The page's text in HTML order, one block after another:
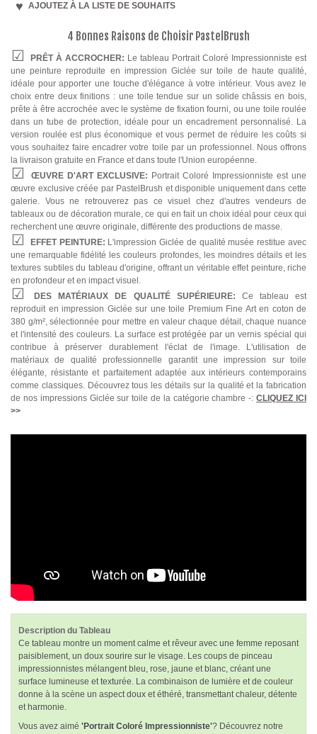
AJOUTEZ À LA LISTE DE SOUHAITS
4 Bonnes Raisons de Choisir PastelBrush
PRÊT À ACCROCHER: Le tableau Portrait Coloré Impressionniste est
une peinture reproduite en impression Giclée sur toile de haute qualité,
idéale pour apporter une touche d'élégance à votre intérieur. Vous avez le
choix entre deux finitions : une toile tendue sur un solide châssis en bois,
prête à être accrochée avec le système de fixation fourni, ou une toile roulée
dans un tube de protection, idéale pour un encadrement personnalisé. La
version roulée est plus économique et vous permet de réduire les coûts si
vous souhaitez faire encadrer votre toile par un professionnel. Nous offrons
la livraison gratuite en France et dans toute l'Union européenne.
ŒUVRE D'ART EXCLUSIVE: Portrait Coloré Impressionniste est une
œuvre exclusive créée par PastelBrush et disponible uniquement dans cette
galerie. Vous ne retrouverez pas ce visuel chez d'autres vendeurs de
tableaux ou de décoration murale, ce qui en fait un choix idéal pour ceux qui
recherchent une œuvre originale, différente des productions de masse.
EFFET PEINTURE: L'impression Giclée de qualité musée restitue avec
une remarquable fidélité les couleurs profondes, les moindres détails et les
textures subtiles du tableau d'origine, offrant un véritable effet peinture, riche
en profondeur et en impact visuel.
DES MATÉRIAUX DE QUALITÉ SUPÉRIEURE: Ce tableau est
reproduit en impression Giclée sur une toile Premium Fine Art en coton de
380 g/m², sélectionnée pour mettre en valeur chaque détail, chaque nuance
et l'intensité des couleurs. La surface est protégée par un vernis spécial qui
contribue à préserver durablement l'éclat de l'image. L'utilisation de
matériaux de qualité professionnelle garantit une impression sur toile
élégante, résistante et parfaitement adaptée aux intérieurs contemporains
comme classiques. Découvrez tous les détails sur la qualité et la fabrication
de nos impressions Giclée sur toile de la catégorie chambre -:CLIQUEZ ICI
>>
Description du Tableau
Ce tableau montre un moment calme et rêveur avec une femme reposant
paisiblement, un doux sourire sur le visage. Les coups de pinceau
impressionnistes mélangent bleu, rose, jaune et blanc, créant une
surface lumineuse et texturée. La combinaison de lumière et de couleur
donne à la scène un aspect doux et éthéré, transmettant chaleur, détente
et harmonie.
Vous avez aimé 'Portrait Coloré Impressionniste'? Découvrez notre